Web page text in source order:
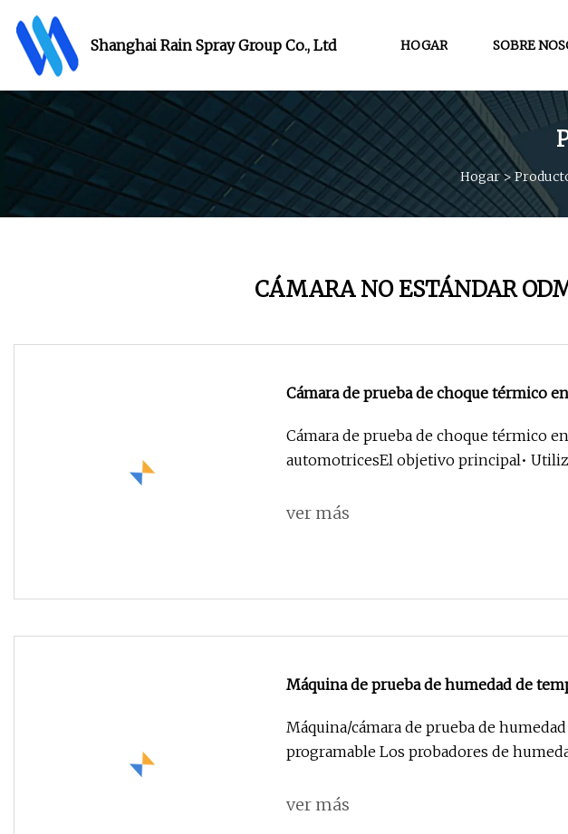
Shanghai Rain Spray Group Co., Ltd HOGAR SOBRE
Hogar>
CÁMARA NO ESTÁNDAR
Cámara de prueba de choque térmico
Cámara de prueba de choque térmico
automotricesEl objetivo principal•
ver más
Máquina de prueba de humedad de
Máquina/cámara de prueba de
programable Los probadores de
ver más